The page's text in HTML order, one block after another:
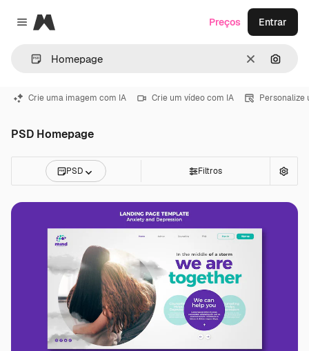
Close menu
Magnific
Limpar
Preços Entrar
Crie uma imagem com IA Crie um vídeo com IA Personalize
PSD Homepage
PSD Filtros